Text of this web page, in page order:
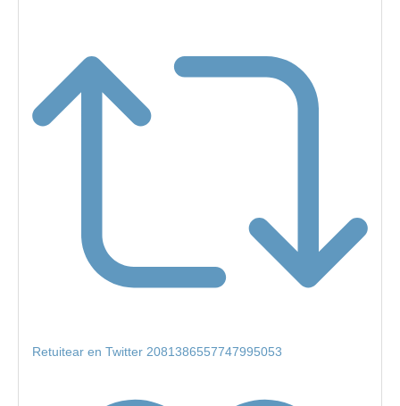
Retuitear en Twitter 2081386557747995053